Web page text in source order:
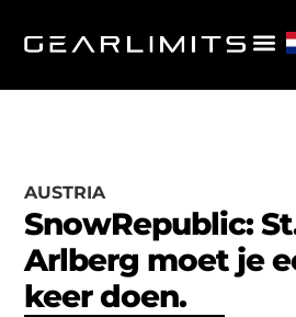
AUSTRIA
SnowRepublic:
Arlberg moet je
keer doen.